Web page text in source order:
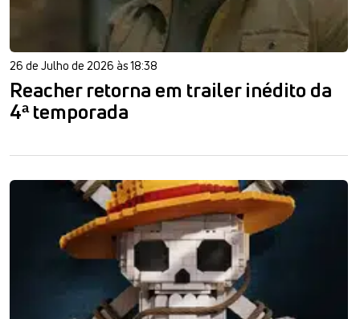
26 de Julho de 2026 às 18:38
Reacher retorna em trailer inédito da
4ª temporada